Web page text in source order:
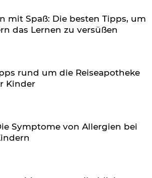
mit Spaß: Die besten Tipps, um
das Lernen zu versüßen
rund um die Reiseapotheke
Kinder
Symptome von Allergien bei